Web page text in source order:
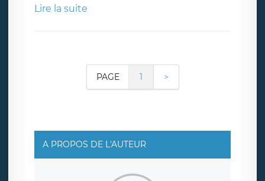
Lire la suite
PAGE 1 >
A PROPOS DE L'AUTEUR